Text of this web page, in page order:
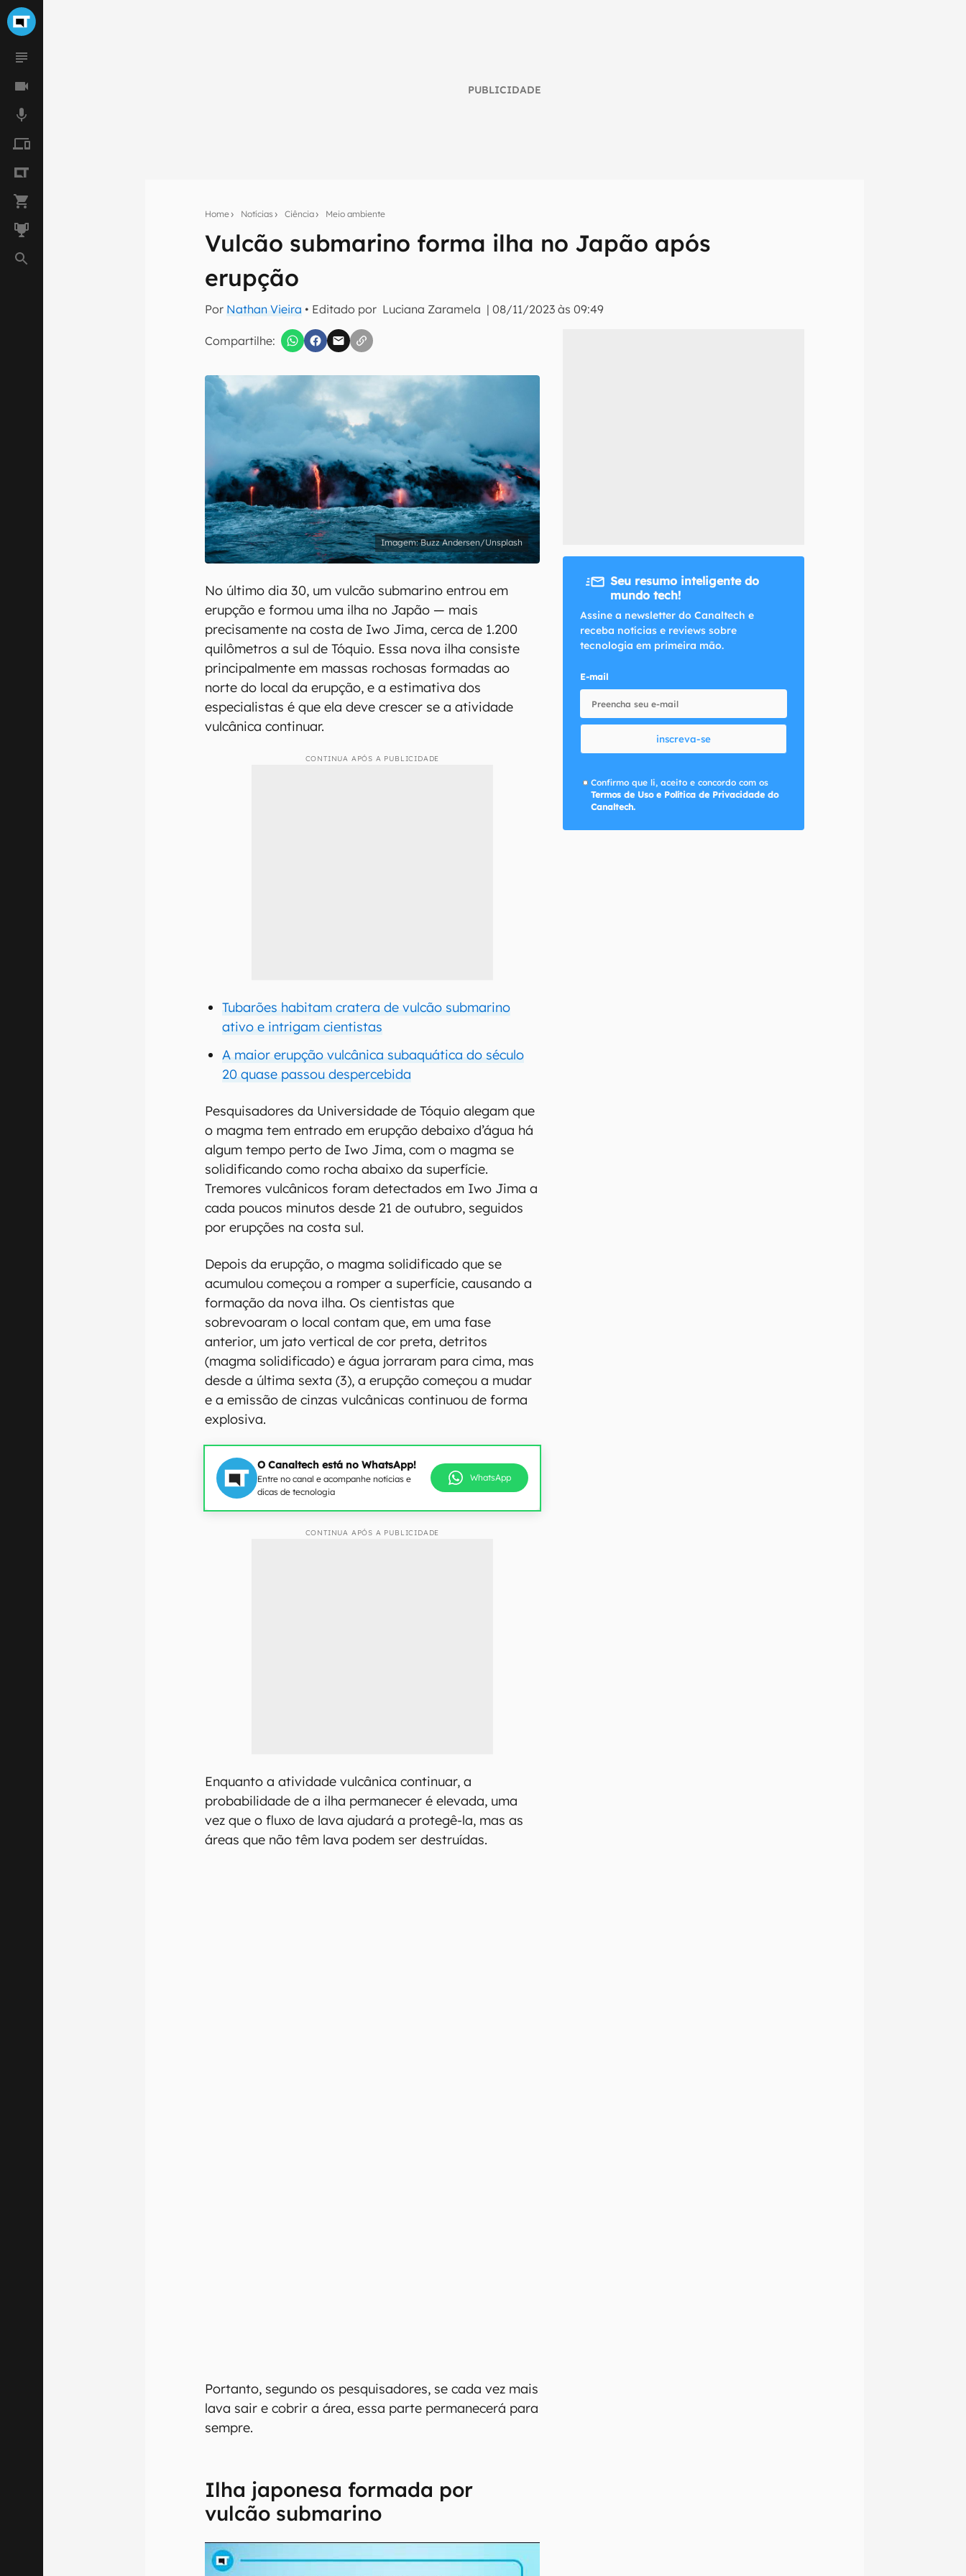
PUBLICIDADE
Home Notícias Ciência Meio ambiente
Vulcão submarino forma ilha no Japão após
erupção
Por Nathan Vieira • Editado por Luciana Zaramela |08/11/2023 às 09:49
Compartilhe:
Assine a newsletter do Canaltech e receba notícias e reviews sobre tecnologia em primeira
mão.
inscreva-se
Confirmo que li, aceito e concordo com os
Buzz Andersen/Unsplash
No último dia 30, um vulcão submarino entrou em
erupção e formou uma ilha no Japão — mais
precisamente na costa de Iwo Jima, cerca de 1.200
quilômetros a sul de Tóquio. Essa nova ilha consiste
principalmente em massas rochosas formadas ao
norte do local da erupção, e a estimativa dos
especialistas é que ela deve crescer se a atividade
vulcânica continuar.
CONTINUA APÓS A PUBLICIDADE
Tubarões habitam cratera de vulcão submarino
ativo e intrigam cientistas
A maior erupção vulcânica subaquática do século
20 quase passou despercebida
Pesquisadores da Universidade de Tóquio alegam que
o magma tem entrado em erupção debaixo d’água há
algum tempo perto de Iwo Jima, com o magma se
solidificando como rocha abaixo da superfície.
Tremores vulcânicos foram detectados em Iwo Jima a
cada poucos minutos desde 21 de outubro, seguidos
por erupções na costa sul.
Depois da erupção, o magma solidificado que se
acumulou começou a romper a superfície, causando a
formação da nova ilha. Os cientistas que
sobrevoaram o local contam que, em uma fase
anterior, um jato vertical de cor preta, detritos
(magma solidificado) e água jorraram para cima, mas
desde a última sexta (3), a erupção começou a mudar
e a emissão de cinzas vulcânicas continuou de forma
explosiva.
O Canaltech está no WhatsApp!
Entre no canal e acompanhe notícias e
dicas de tecnologia
WhatsApp
CONTINUA APÓS A PUBLICIDADE
Enquanto a atividade vulcânica continuar, a
probabilidade de a ilha permanecer é elevada, uma
vez que o fluxo de lava ajudará a protegê-la, mas as
áreas que não têm lava podem ser destruídas.
Portanto, segundo os pesquisadores, se cada vez mais
lava sair e cobrir a área, essa parte permanecerá para
sempre.
Ilha japonesa formada por
vulcão submarino
Seu resumo inteligente do
mundo tech!
Assine a newsletter do Canaltech e
receba notícias e reviews sobre
tecnologia em primeira mão.
E-mail
inscreva-se
Confirmo que li, aceito e concordo com os
Termos de Uso e Política de Privacidade do
Canaltech.